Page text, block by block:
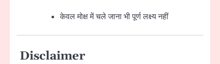
केवल मोक्ष में चले जाना भी पूर्ण लक्ष्य नहीं
Disclaimer